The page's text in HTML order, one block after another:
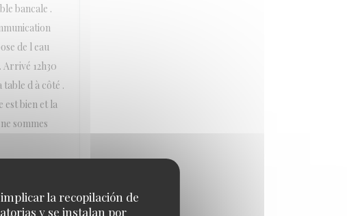
la recopilación de
y se instalan por
bancale .
de l eau
12h30
d à côté .
est bien et la
sommes